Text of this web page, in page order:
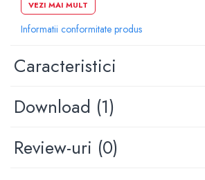
Racord de conectare: 1/2"
VEZI MAI MULT
Informatii conformitate produs
Caracteristici
Download (1)
Review-uri (0)